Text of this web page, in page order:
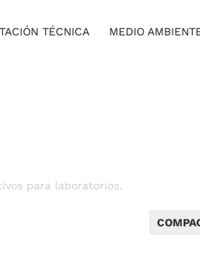
TÉCNICA MEDIO
para laboratorios.